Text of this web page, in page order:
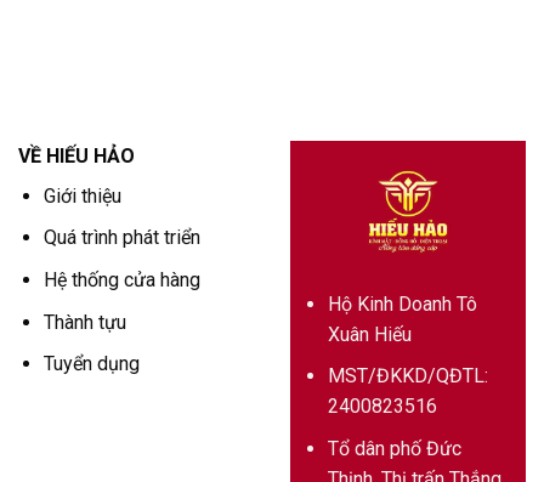
VỀ HIẾU HẢO
Giới thiệu
Quá trình phát triển
Hệ thống cửa hàng
Thành tựu
Tuyển dụng
Hộ Kinh Doanh Tô
Xuân Hiếu
MST/ĐKKD/QĐTL:
2400823516
Tổ dân phố Đức